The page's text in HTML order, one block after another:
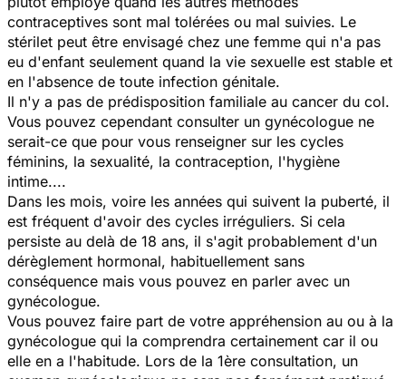
contraceptives sont mal tolérées ou mal suivies. Le
stérilet peut être envisagé chez une femme qui n'a pas
eu d'enfant seulement quand la vie sexuelle est stable et
en l'absence de toute infection génitale.
Il n'y a pas de prédisposition familiale au cancer du col.
Vous pouvez cependant consulter un gynécologue ne
serait-ce que pour vous renseigner sur les cycles
féminins, la sexualité, la contraception, l'hygiène
intime....
Dans les mois, voire les années qui suivent la puberté, il
est fréquent d'avoir des cycles irréguliers. Si cela
persiste au delà de 18 ans, il s'agit probablement d'un
dérèglement hormonal, habituellement sans
conséquence mais vous pouvez en parler avec un
gynécologue.
Vous pouvez faire part de votre appréhension au ou à la
gynécologue qui la comprendra certainement car il ou
elle en a l'habitude. Lors de la 1ère consultation, un